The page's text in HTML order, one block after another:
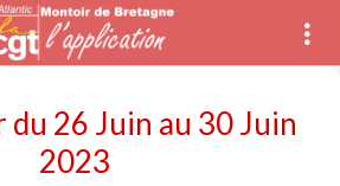
26 Juin au 30 Juin
2023